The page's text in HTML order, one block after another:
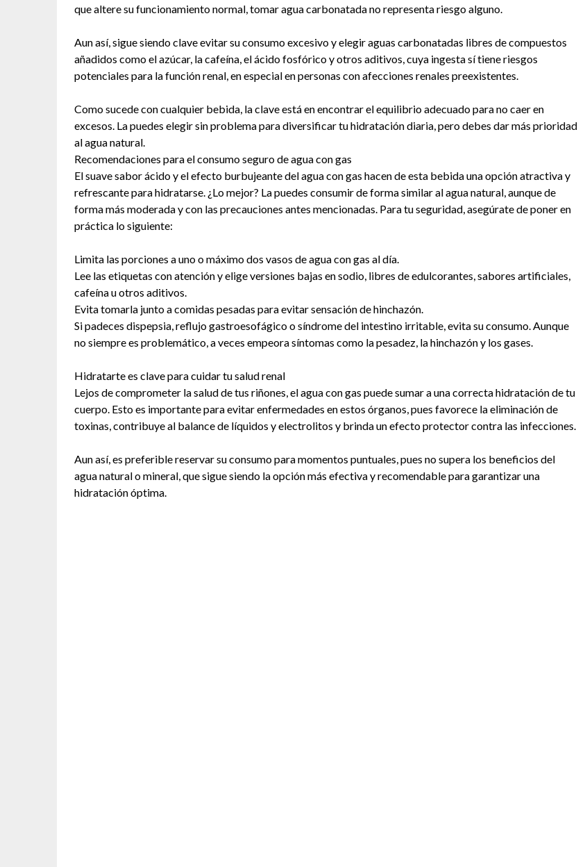
que altere su funcionamiento normal, tomar agua carbonatada no representa riesgo alguno.
Aun así, sigue siendo clave evitar su consumo excesivo y elegir aguas carbonatadas libres de compuestos
añadidos como el azúcar, la cafeína, el ácido fosfórico y otros aditivos, cuya ingesta sí tiene riesgos
potenciales para la función renal, en especial en personas con afecciones renales preexistentes.
Como sucede con cualquier bebida, la clave está en encontrar el equilibrio adecuado para no caer en
excesos. La puedes elegir sin problema para diversificar tu hidratación diaria, pero debes dar más prioridad
al agua natural.
Recomendaciones para el consumo seguro de agua con gas
El suave sabor ácido y el efecto burbujeante del agua con gas hacen de esta bebida una opción atractiva y
refrescante para hidratarse. ¿Lo mejor? La puedes consumir de forma similar al agua natural, aunque de
forma más moderada y con las precauciones antes mencionadas. Para tu seguridad, asegúrate de poner en
práctica lo siguiente:
Limita las porciones a uno o máximo dos vasos de agua con gas al día.
Lee las etiquetas con atención y elige versiones bajas en sodio, libres de edulcorantes, sabores artificiales,
cafeína u otros aditivos.
Evita tomarla junto a comidas pesadas para evitar sensación de hinchazón.
Si padeces dispepsia, reflujo gastroesofágico o síndrome del intestino irritable, evita su consumo. Aunque
no siempre es problemático, a veces empeora síntomas como la pesadez, la hinchazón y los gases.
Hidratarte es clave para cuidar tu salud renal
Lejos de comprometer la salud de tus riñones, el agua con gas puede sumar a una correcta hidratación de tu
cuerpo. Esto es importante para evitar enfermedades en estos órganos, pues favorece la eliminación de
toxinas, contribuye al balance de líquidos y electrolitos y brinda un efecto protector contra las infecciones.
Aun así, es preferible reservar su consumo para momentos puntuales, pues no supera los beneficios del
agua natural o mineral, que sigue siendo la opción más efectiva y recomendable para garantizar una
hidratación óptima.